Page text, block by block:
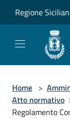
Regione
Home >
Atto normativo
Regolamento